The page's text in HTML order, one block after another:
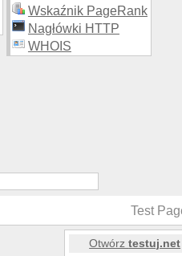
Wskaźnik PageRank
Nagłówki HTTP
WHOIS
Test
Otwórztestuj.net